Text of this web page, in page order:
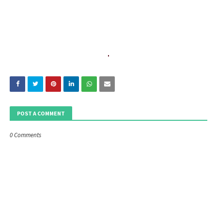
POST A COMMENT
0 Comments